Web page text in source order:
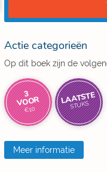
Actie categorieën
Op dit boek zijn de
3
VOOR
€10
LAATSTE
STUKS
Meer informatie